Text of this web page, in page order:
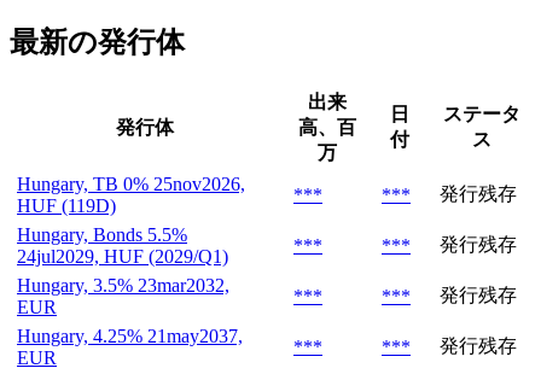
最新の発行体
発行体
出来
高、百
万
日
付
ステータ
ス
Hungary, TB 0% 25nov2026,
HUF (119D)
*** ***
発行残存
Hungary, Bonds 5.5%
24jul2029, HUF (2029/Q1)
*** ***
発行残存
Hungary, 3.5% 23mar2032,
EUR
*** ***
発行残存
Hungary, 4.25% 21may2037,
EUR
*** ***
発行残存